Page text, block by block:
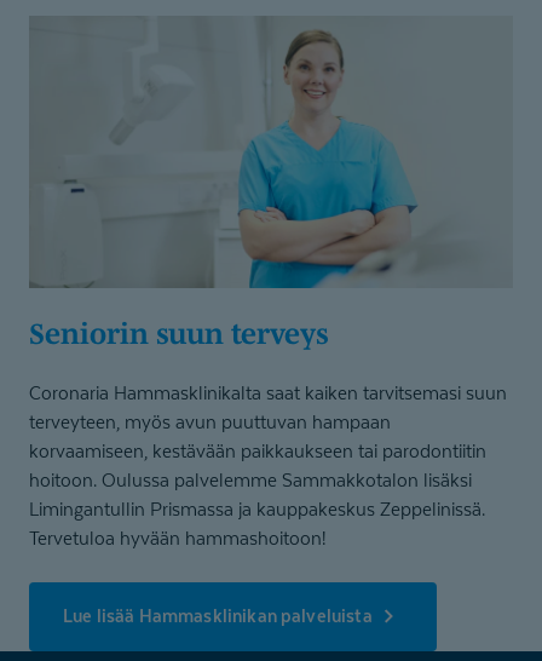
Seniorin suun terveys
Coronaria Hammasklinikalta saat kaiken tarvitsemasi suun
terveyteen, myös avun puuttuvan hampaan
korvaamiseen, kestävään paikkaukseen tai parodontiitin
hoitoon. Oulussa palvelemme Sammakkotalon lisäksi
Limingantullin Prismassa ja kauppakeskus Zeppelinissä.
Tervetuloa hyvään hammashoitoon!
Lue lisää Hammasklinikan palveluista